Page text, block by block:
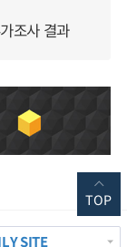
조사 결과
SITE
TOP